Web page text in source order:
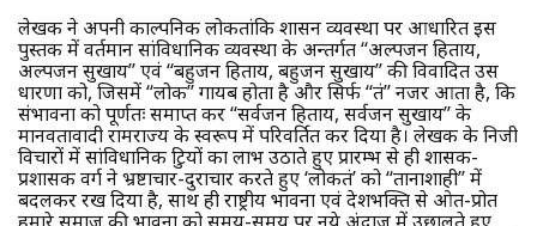
लेखक ने अपनी काल्पनिक लोकतांत्रिक शासन व्यवस्था पर आधारित इस
पुस्तक में वर्तमान सांविधानिक व्यवस्था के अन्तर्गत ‘‘अल्पजन हिताय,
अल्पजन सुखाय’’ एवं ‘‘बहुजन हिताय, बहुजन सुखाय’’ की विवादित उस
धारणा को, जिसमें ‘‘लोक’’ गायब होता है और सिर्फ ‘‘तंत्र’’ नजर आता है, कि
संभावना को पूर्णतः समाप्त कर ‘‘सर्वजन हिताय, सर्वजन सुखाय’’ के
मानवतावादी रामराज्य के स्वरूप में परिवर्तित कर दिया है। लेखक के निजी
विचारों में सांविधानिक त्रुटियों का लाभ उठाते हुए प्रारम्भ से ही शासक-
प्रशासक वर्ग ने भ्रष्टाचार-दुराचार करते हुए ‘लोकतंत्र’ को ‘‘तानाशाही’’ में
बदलकर रख दिया है, साथ ही राष्ट्रीय भावना एवं देशभक्ति से ओत-प्रोत